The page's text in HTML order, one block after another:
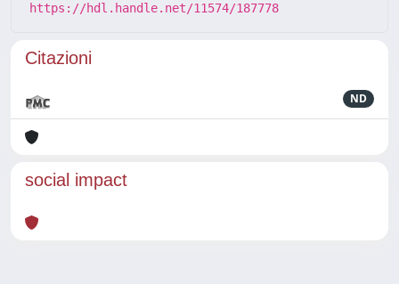
https://hdl.handle.net/11574/187778
Citazioni
ND
social impact